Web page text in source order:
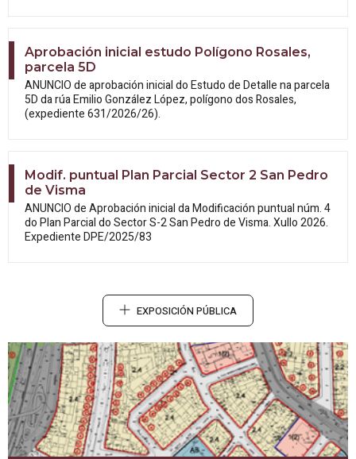
Aprobación inicial estudo Polígono Rosales,
parcela 5D
ANUNCIO de aprobación inicial do Estudode Detalle na parcela
5D da rúa Emilio González López, polígono dos Rosales,
(expediente 631/2026/26).
Modif. puntual Plan Parcial Sector 2 San Pedro
de Visma
ANUNCIO de Aprobación inicial daModificación puntual núm. 4
do Plan Parcial do Sector S-2 San Pedro de Visma. Xullo 2026.
Expediente DPE/2025/83
EXPOSICIÓN PÚBLICA